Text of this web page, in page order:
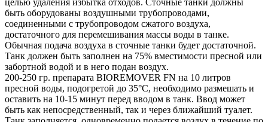
целью удаления избытка отходов. Сточные танки должны
быть оборудованы воздушными трубопроводами,
соединенными с трубопроводом сжатого воздуха,
достаточного для перемешивания массы воды в танке.
Обычная подача воздуха в сточные танки будет достаточной.
Танк должен быть заполнен на 75% вместимости пресной или
забортной водой и в него подан воздух.
200-250 гр. препарата BIOREMOVER FN на 10 литров
пресной воды, подогретой до 35°С, необходимо размешать и
оставить на 10-15 минут перед вводом в танк. Ввод может
быть как непосредственный, так и через ближайший туалет.